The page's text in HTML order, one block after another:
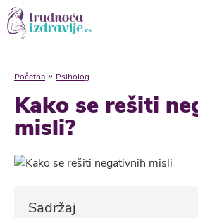
Početna » Psiholog
Kako se rešiti
misli?
Sadržaj